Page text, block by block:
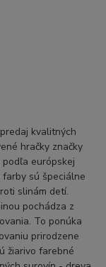
kvalitných
hračky značky
podľa európskej
farby sú špeciálne
slinám detí.
pochádza z
To ponúka
prirodzene
žiarivo farebné